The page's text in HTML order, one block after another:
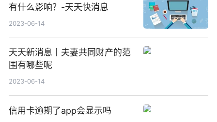
有什么影响？-天天快消息
2023-06-14
天天新消息丨夫妻共同财产的范
围有哪些呢
2023-06-14
信用卡逾期了app会显示吗